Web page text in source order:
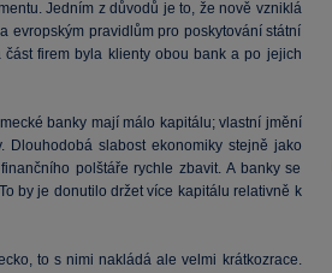
Jedním z důvodů je to, že nově vzniklá
evropským pravidlům pro poskytování státní
firem byla klienty obou bank a po jejich
banky mají málo kapitálu; vlastní jmění
slabost ekonomiky stejně jako
polštáře rychle zbavit. A banky se
by je donutilo držet více kapitálu relativně k
to s nimi nakládá ale velmi krátkozrace.